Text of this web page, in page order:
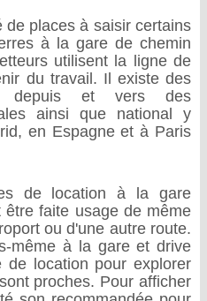
places à saisir certains
à la gare de chemin
utilisent la ligne de
du travail. Il existe des
depuis et vers des
ainsi que national y
en Espagne et à Paris
de location à la gare
faite usage de même
ou d'une autre route.
même à la gare et drive
de location pour explorer
proches. Pour afficher